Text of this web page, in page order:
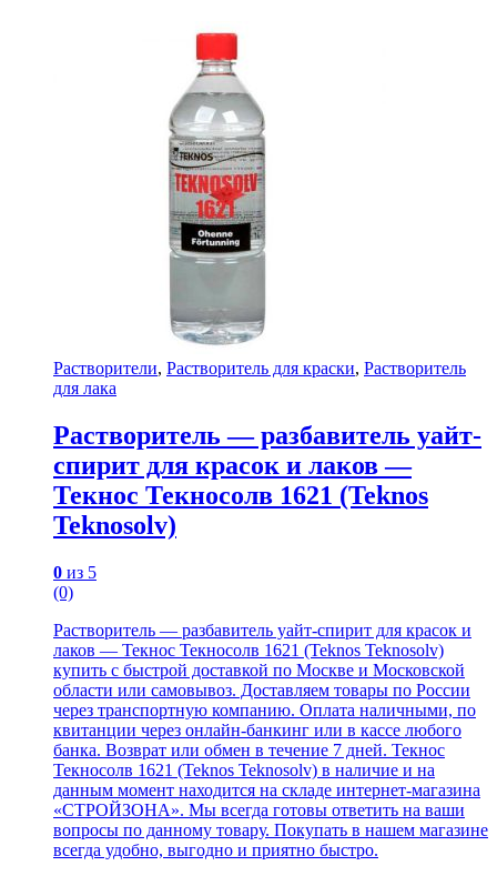
Растворители, Растворитель для краски, Растворитель
для лака
Растворитель — разбавитель уайт-
спирит для красок и лаков —
Текнос Текносолв 1621 (Teknos
Teknosolv)
0 из 5
(0)
Растворитель — разбавитель уайт-спирит для красок и
лаков — Текнос Текносолв 1621 (Teknos Teknosolv)
купить с быстрой доставкой по Москве и Московской
области или самовывоз. Доставляем товары по России
через транспортную компанию. Оплата наличными, по
квитанции через онлайн-банкинг или в кассе любого
банка. Возврат или обмен в течение 7 дней. Текнос
Текносолв 1621 (Teknos Teknosolv) в наличие и на
данным момент находится на складе интернет-магазина
«СТРОЙЗОНА». Мы всегда готовы ответить на ваши
вопросы по данному товару. Покупать в нашем магазине
всегда удобно, выгодно и приятно быстро.